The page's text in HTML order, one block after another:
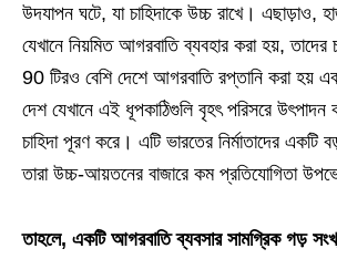
উদযাপন ঘটে, যা চাহিদাকে উচ্চ রাখে। এছাড়াও,
যেখানে নিয়মিত আগরবাতি ব্যবহার করা হয়, তাদের
90 টিরও বেশি দেশে আগরবাতি রপ্তানি করা হয়
দেশ যেখানে এই ধূপকাঠিগুলি বৃহৎ পরিসরে উৎপাদন
চাহিদা পূরণ করে। এটি ভারতের নির্মাতাদের একটি
তারা উচ্চ-আয়তনের বাজারে কম প্রতিযোগিতা
তাহলে, একটি আগরবাতি ব্যবসার সামগ্রিক গড়